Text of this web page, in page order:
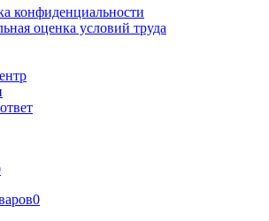
конфиденциальности
оценка условий труда
0